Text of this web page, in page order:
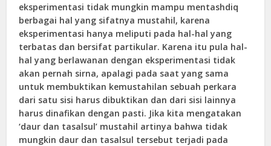
eksperimentasi tidak mungkin mampu mentashdiq
berbagai hal yang sifatnya mustahil, karena
eksperimentasi hanya meliputi pada hal-hal yang
terbatas dan bersifat partikular. Karena itu pula hal-
hal yang berlawanan dengan eksperimentasi tidak
akan pernah sirna, apalagi pada saat yang sama
untuk membuktikan kemustahilan sebuah perkara
dari satu sisi harus dibuktikan dan dari sisi lainnya
harus dinafikan dengan pasti. Jika kita mengatakan
‘daur dan tasalsul’ mustahil artinya bahwa tidak
mungkin daur dan tasalsul tersebut terjadi pada